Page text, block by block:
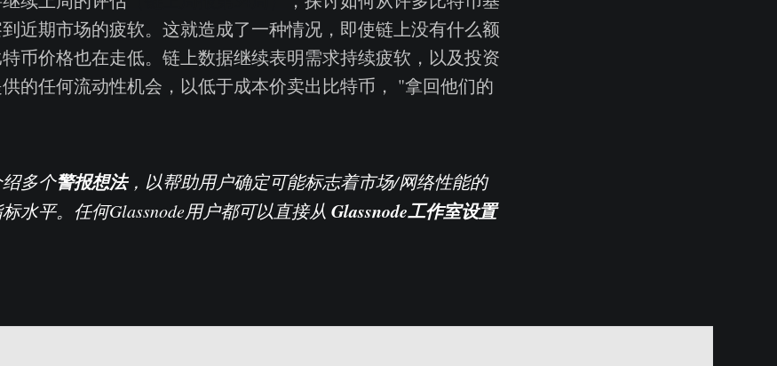
近期市场的疲软。这就造成了一种情况，即使链上没有什么额
币价格也在走低。链上数据继续表明需求持续疲软，以及投资
的任何流动性机会，以低于成本价卖出比特币， "拿回他们的
多个警报想法，以帮助用户确定可能标志着市场/网络性能的
水平。任何Glassnode用户都可以直接从 Glassnode工作室设置